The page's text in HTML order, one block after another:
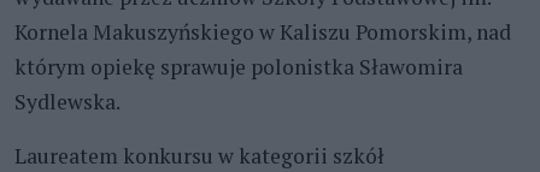
Kornela Makuszyńskiego w Kaliszu Pomorskim, nad
którym opiekę sprawuje polonistka Sławomira
Sydlewska.
Laureatem konkursu w kategorii szkół